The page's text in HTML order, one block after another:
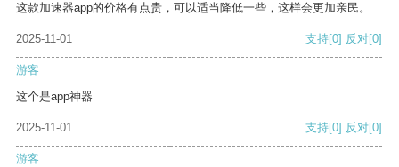
这款加速器app的价格有点贵，可以适当降低一些，这样会更加亲民。
2025-11-01 支持[0] 反对[0]
游客
这个是app神器
2025-11-01 支持[0] 反对[0]
游客